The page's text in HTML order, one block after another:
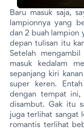
Baru masuk saja,
lampionnya yang
dan 2 buah lampion
depan tulisan itu
Setelah
masuk kedalam
sepanjang kiri
super keren.
dengan tempat ini,
disambut. Gak itu
juga terlihat sangat
romantis terlihat